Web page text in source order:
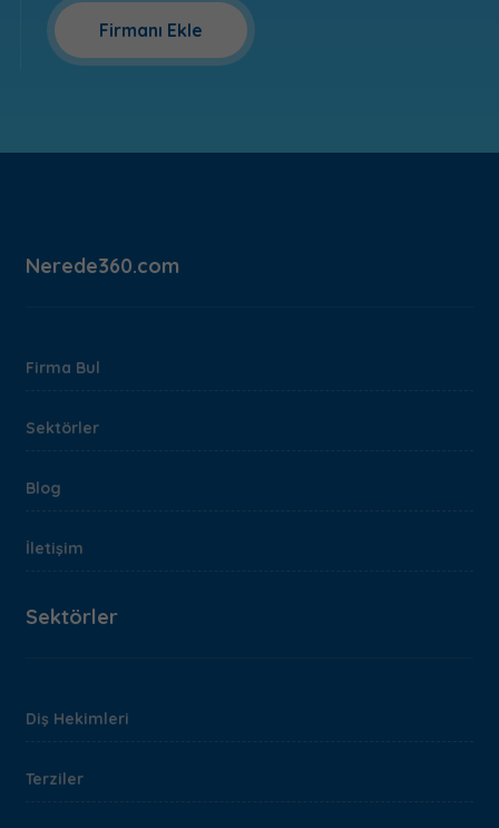
Firmanı Ekle
Nerede360.com
Firma Bul
Sektörler
Blog
İletişim
Sektörler
Diş Hekimleri
Terziler